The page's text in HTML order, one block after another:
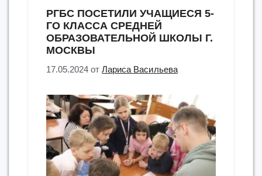
РГБС ПОСЕТИЛИ УЧАЩИЕСЯ 5-
ГО КЛАССА СРЕДНЕЙ
ОБРАЗОВАТЕЛЬНОЙ ШКОЛЫ Г.
МОСКВЫ
17.05.2024 отЛариса Васильева